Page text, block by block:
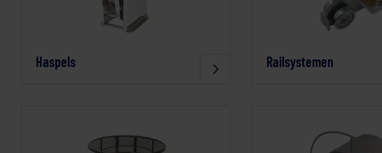
Haspels Railsystemen